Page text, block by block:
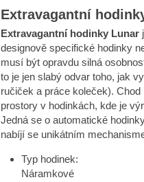
Extravagantní
Extravagantní hodinky Lunar
designově specifické hodinky
musí být opravdu silná
to je jen slabý odvar toho, jak
ručiček a práce koleček).
prostory v hodinkách, kde je
Jedná se o automatické
nabíjí se unikátním
Typ hodinek:
Náramkové